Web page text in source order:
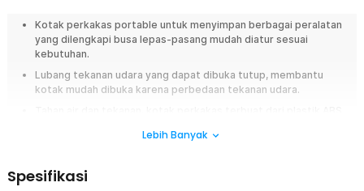
Kotak perkakas portable untuk menyimpan berbagai peralatan
yang dilengkapi busa lepas-pasang mudah diatur sesuai
kebutuhan.
Lubang tekanan udara yang dapat dibuka tutup, membantu
kotak mudah dibuka karena perbedaan tekanan udara.
Barang-barang penting seperti perkakas atau perlengkapan fotografi
Lebih Banyak
Spesifikasi